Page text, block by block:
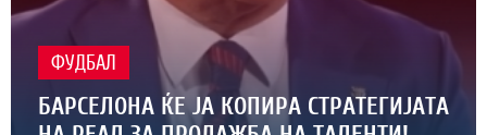
ФУДБАЛ
БАРСЕЛОНА ЌЕ ЈА КОПИРА СТРАТЕГИЈАТА